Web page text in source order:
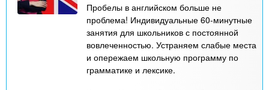
Пробелы в английском больше не
проблема! Индивидуальные 60-минутные
занятия для школьников с постоянной
вовлеченностью. Устраняем слабые места
и опережаем школьную программу по
грамматике и лексике.